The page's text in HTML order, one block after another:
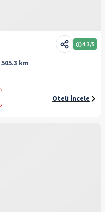
4.3/5
505.3 km
Oteli İncele